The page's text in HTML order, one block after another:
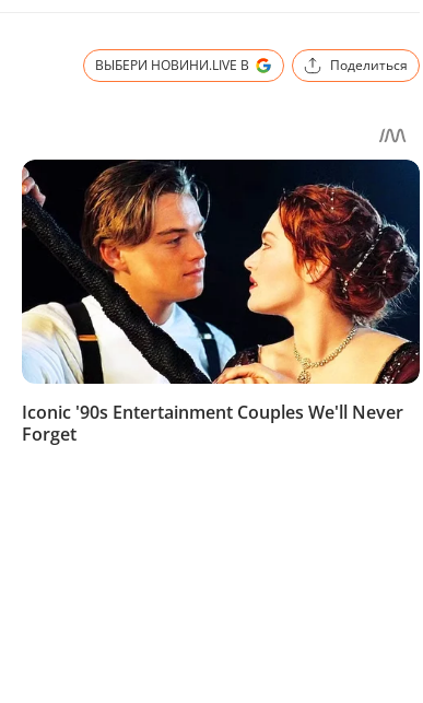
ВЫБЕРИ НОВИНИ.LIVE В Поделиться